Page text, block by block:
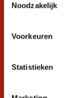
Noodzakelijk
Voorkeuren
Statistieken
Snel
graag verder. 24/7